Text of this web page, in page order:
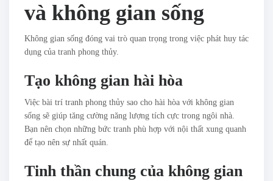
và không gian sống
Không gian sống đóng vai trò quan trọng trong việc phát huy tác
dụng của tranh phong thủy.
Tạo không gian hài hòa
Việc bài trí tranh phong thủy sao cho hài hòa với không gian
sống sẽ giúp tăng cường năng lượng tích cực trong ngôi nhà.
Bạn nên chọn những bức tranh phù hợp với nội thất xung quanh
để tạo nên sự nhất quán.
Tinh thần chung của không gian